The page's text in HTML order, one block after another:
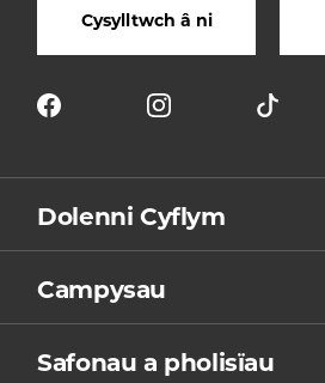
Cysylltwch â ni
Dolenni Cyflym
Campysau
Safonau a pholisïau